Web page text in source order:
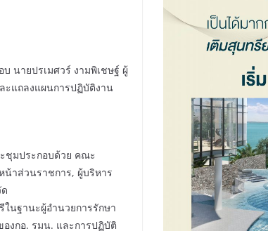
นายปรเมศวร์ งามพิเชษฐ์ ผู้
ะแถลงแผนการปฏิบัติงาน
ชุมประกอบด้วย คณะ
น้าส่วนราชการ, ผู้บริหาร
นฐานะผู้อำนวยการรักษา
งกอ. รมน. และการปฏิบัติ